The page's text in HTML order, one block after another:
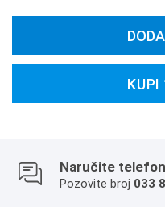
KUPI
Naručite
Pozovite broj 033